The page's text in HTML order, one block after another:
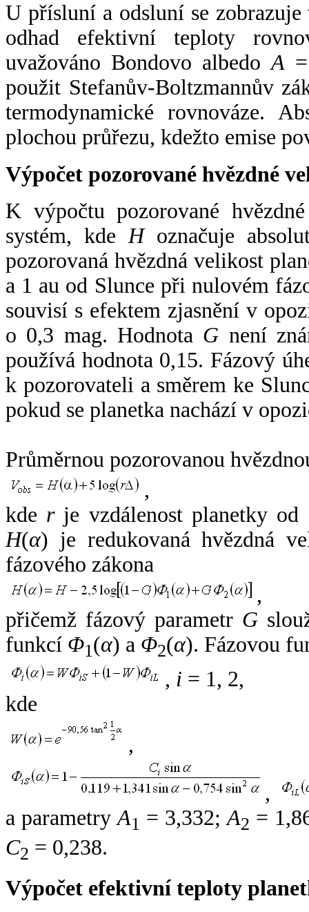
U přísluní a odsluní se
odhad efektivní teploty
uvažováno Bondovo albedoA
použit Stefanův-Boltzmannův
termodynamické rovnováze.
plochou průřezu, kdežto emise
Výpočet pozorované hvězdné
K výpočtu pozorované
systém, kde Hoznačuje
pozorovaná hvězdná velikost
a 1 au od Slunce při nulovém
souvisí s efektem zjasnění v
o 0,3 mag. Hodnota G není
používá hodnota 0,15. Fázový
k pozorovateli a směrem ke
pokud se planetka nachází v
Průměrnou pozorovanou
,
kde rje vzdálenost planetky od
H(α) je redukovaná hvězdná
fázového zákona
,
přičemž fázový parametr G
funkcí Φ1(α) a Φ2(α). Fázovou
, i = 1, 2,
kde
,
,
a parametryA1 = 3,332;A2 =
C2 = 0,238.
Výpočet efektivní teploty